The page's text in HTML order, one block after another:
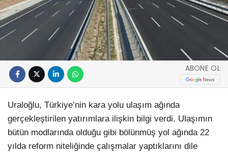
ABONE OL
Uraloğlu, Türkiye’nin kara yolu ulaşım ağında
gerçekleştirilen yatırımlara ilişkin bilgi verdi. Ulaşımın
bütün modlarında olduğu gibi bölünmüş yol ağında 22
yılda reform niteliğinde çalışmalar yaptıklarını dile